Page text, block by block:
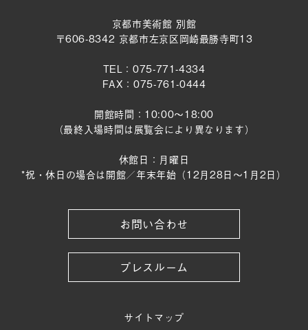
京都市美術館 別館
〒606-8342 京都市左京区岡崎最勝寺町13
TEL：075-771-4334
FAX：075-761-0444
開館時間：10:00～18:00
（最終入場時間は展覧会により異なります）
休館日：月曜日
*祝・休日の場合は開館／年末年始（12月28日〜1月2日）
お問い合わせ
プレスルーム
サイトマップ